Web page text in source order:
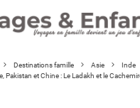
Destinations famille Asie
Inde
Pakistan et Chine : Le Ladakh et le